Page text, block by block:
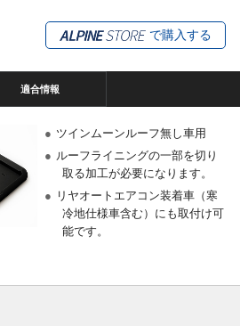
で購入する
適合情報
● ツインムーンルーフ無し車用
● ルーフライニングの一部を切り
取る加工が必要になります。
● リヤオートエアコン装着車（寒
冷地仕様車含む）にも取付け可
能です。